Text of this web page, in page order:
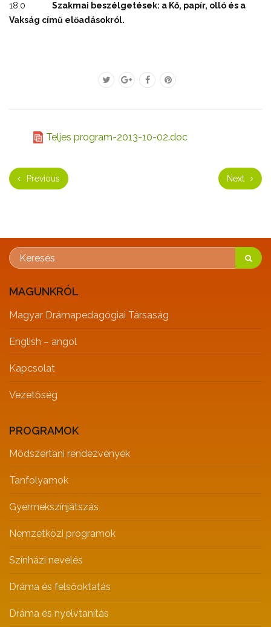
18.0 Szakmai beszélgetések: a Kő, papír, olló és a
Vakság című előadásokról.
Teljes program-2013-10-02.doc
Previous Next
MAGUNKRÓL
Magyar Drámapedagógiai Társaság
English – angol
Kapcsolat
Vezetőség
PROGRAMOK
Módszertani rendezvények
Tanfolyamok
Gyermekszínjátszás
Nemzetközi programok
Színházi nevelés
Dráma és felsőoktatás
Dráma és nyelvtanítás